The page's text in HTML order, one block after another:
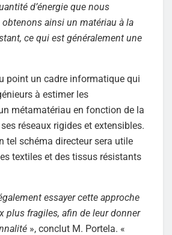
d’énergie que nous
ainsi un matériau à la
ce qui est généralement une
point un cadre informatique qui
à estimer les
métamatériau en fonction de la
réseaux rigides et extensibles.
tel schéma directeur sera utile
textiles et des tissus résistants
essayer cette approche
plus fragiles, afin de leur donner
», conclut M. Portela. «